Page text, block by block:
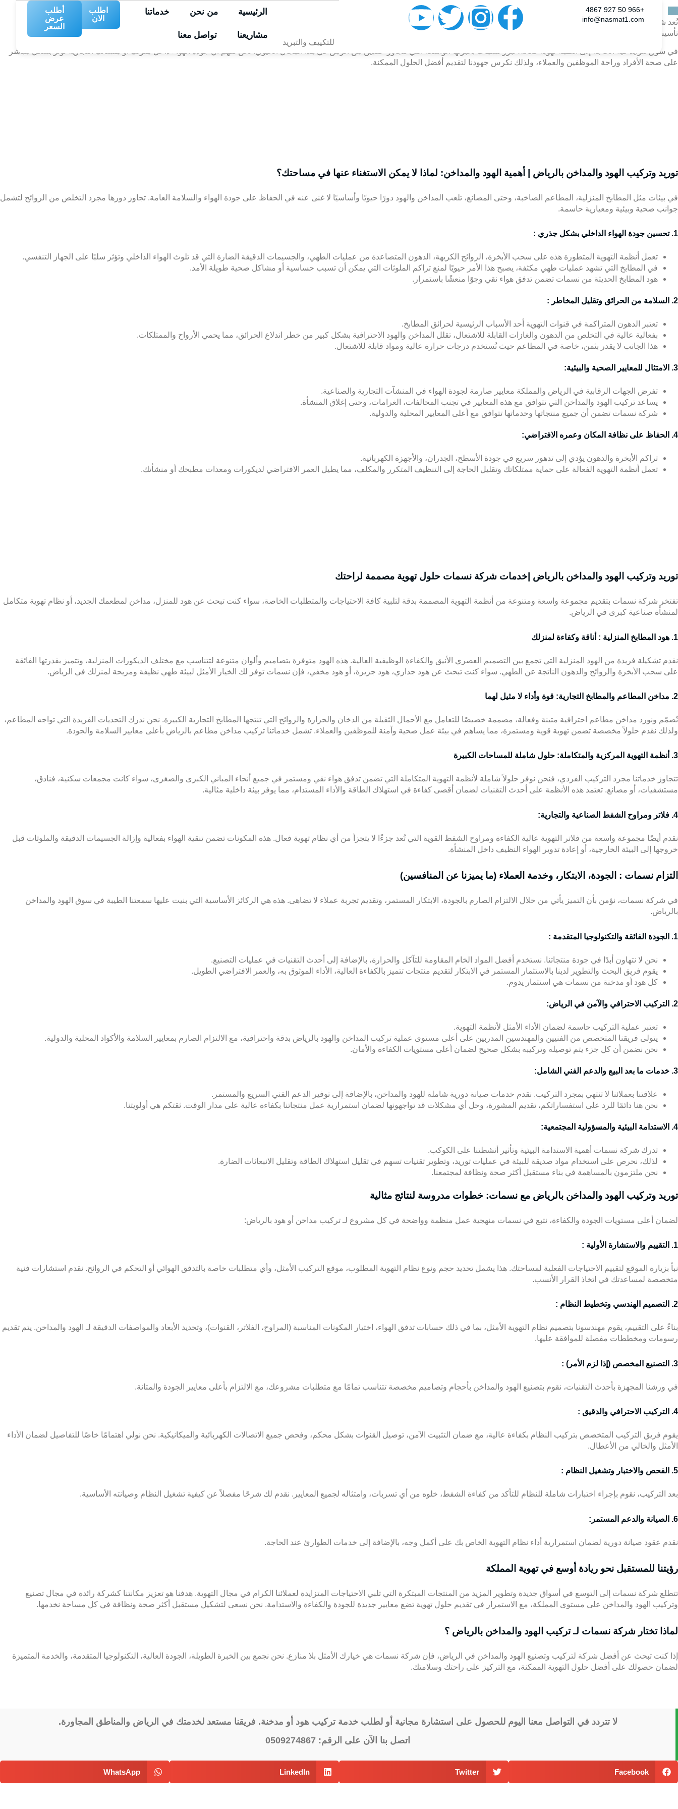
+966 50 927 4867‎‏
info@nasmat1.com
للتكييف والتبريد
الرئيسية من نحن خدماتنا
مشاريعنا تواصل معنا
اطلب
الان
أطلب
عرض
السعر
تُعد شركة نسمات الاسم البارز والرائد في مجال توريدوتركيب الهود والمداخن، مقدمةً حلول تهوية متكاملة وعالية الجودة للمنازل، المطاعم، والمنشآت التجارية في الرياض والمملكة العربية السعودية. منذ
تأسيسها في عام 2005، رسخت نسمات مكانتها كشركة موثوقة تلتزم بتقديم منتجات مبتكرة وخدمة عملاء استثنائية، مما يضمن بيئة داخلية صحية، آمنة، ومريحة.
في سوق تتزايد فيه الحاجة إلى أنظمة تهوية فعالة، تبرز نسمات بخبرتها الواسعة التي تتجاوز عقدين من الزمن في هذا المجال الحيوي. نحن نفهم أن جودة الهواء داخل منزلك أو منشأتك التجارية تؤثر بشكل مباشر
على صحة الأفراد وراحة الموظفين والعملاء، ولذلك نكرس جهودنا لتقديم أفضل الحلول الممكنة.
توريد وتركيب الهود والمداخن بالرياض | أهمية الهود والمداخن: لماذا لا يمكن الاستغناء عنها في مساحتك؟
في بيئات مثل المطابخ المنزلية، المطاعم الصاخبة، وحتى المصانع، تلعب المداخن والهود دورًا حيويًا وأساسيًا لا غنى عنه في الحفاظ على جودة الهواء والسلامة العامة. تجاوز دورها مجرد التخلص من الروائح لتشمل
جوانب صحية وبيئية ومعيارية حاسمة.
1. تحسين جودة الهواء الداخلي بشكل جذري :
تعمل أنظمة التهوية المتطورة هذه على سحب الأبخرة، الروائح الكريهة، الدهون المتصاعدة من عمليات الطهي، والجسيمات الدقيقة الضارة التي قد تلوث الهواء الداخلي وتؤثر سلبًا على الجهاز التنفسي.
في المطابخ التي تشهد عمليات طهي مكثفة، يصبح هذا الأمر حيويًا لمنع تراكم الملوثات التي يمكن أن تسبب حساسية أو مشاكل صحية طويلة الأمد.
هود المطابخ الحديثة من نسمات تضمن تدفق هواء نقي وجوًا منعشًا باستمرار.
2. السلامة من الحرائق وتقليل المخاطر :
تعتبر الدهون المتراكمة في قنوات التهوية أحد الأسباب الرئيسية لحرائق المطابخ.
بفعالية عالية في التخلص من الدهون والغازات القابلة للاشتعال، تقلل المداخن والهود الاحترافية بشكل كبير من خطر اندلاع الحرائق، مما يحمي الأرواح والممتلكات.
هذا الجانب لا يقدر بثمن، خاصة في المطاعم حيث تُستخدم درجات حرارة عالية ومواد قابلة للاشتعال.
3. الامتثال للمعايير الصحية والبيئية:
تفرض الجهات الرقابية في الرياض والمملكة معايير صارمة لجودة الهواء في المنشآت التجارية والصناعية.
يساعد تركيب الهود والمداخن التي تتوافق مع هذه المعايير في تجنب المخالفات، الغرامات، وحتى إغلاق المنشأة.
شركة نسمات تضمن أن جميع منتجاتها وخدماتها تتوافق مع أعلى المعايير المحلية والدولية.
4. الحفاظ على نظافة المكان وعمره الافتراضي:
تراكم الأبخرة والدهون يؤدي إلى تدهور سريع في جودة الأسطح، الجدران، والأجهزة الكهربائية.
تعمل أنظمة التهوية الفعالة على حماية ممتلكاتك وتقليل الحاجة إلى التنظيف المتكرر والمكلف، مما يطيل العمر الافتراضي لديكورات ومعدات مطبخك أو منشأتك.
توريد وتركيب الهود والمداخن بالرياض | خدمات شركة نسمات حلول تهوية مصممة لراحتك
تفتخر شركة نسمات بتقديم مجموعة واسعة ومتنوعة من أنظمة التهوية المصممة بدقة لتلبية كافة الاحتياجات والمتطلبات الخاصة، سواء كنت تبحث عن هود للمنزل، مداخن لمطعمك الجديد، أو نظام تهوية متكامل
لمنشأة صناعية كبرى في الرياض.
1. هود المطابخ المنزلية : أناقة وكفاءة لمنزلك
نقدم تشكيلة فريدة من الهود المنزلية التي تجمع بين التصميم العصري الأنيق والكفاءة الوظيفية العالية. هذه الهود متوفرة بتصاميم وألوان متنوعة لتتناسب مع مختلف الديكورات المنزلية، وتتميز بقدرتها الفائقة
على سحب الأبخرة والروائح والدهون الناتجة عن الطهي. سواء كنت تبحث عن هود جداري، هود جزيرة، أو هود مخفي، فإن نسمات توفر لك الخيار الأمثل لبيئة طهي نظيفة ومريحة لمنزلك في الرياض.
2. مداخن المطاعم والمطابخ التجارية: قوة وأداء لا مثيل لهما
نُصمّم ونورد مداخن مطاعم احترافية متينة وفعالة، مصممة خصيصًا للتعامل مع الأحمال الثقيلة من الدخان والحرارة والروائح التي تنتجها المطابخ التجارية الكبيرة. نحن ندرك التحديات الفريدة التي تواجه المطاعم،
ولذلك نقدم حلولاً مخصصة تضمن تهوية قوية ومستمرة، مما يساهم في بيئة عمل صحية وآمنة للموظفين والعملاء. تشمل خدماتنا تركيب مداخن مطاعم بالرياض بأعلى معايير السلامة والجودة.
3. أنظمة التهوية المركزية والمتكاملة: حلول شاملة للمساحات الكبيرة
تتجاوز خدماتنا مجرد التركيب الفردي، فنحن نوفر حلولاً شاملة لأنظمة التهوية المتكاملة التي تضمن تدفق هواء نقي ومستمر في جميع أنحاء المباني الكبرى والصغرى، سواء كانت مجمعات سكنية، فنادق،
مستشفيات، أو مصانع. تعتمد هذه الأنظمة على أحدث التقنيات لضمان أقصى كفاءة في استهلاك الطاقة والأداء المستدام، مما يوفر بيئة داخلية مثالية.
4. فلاتر ومراوح الشفط الصناعية والتجارية:
نقدم أيضًا مجموعة واسعة من فلاتر التهوية عالية الكفاءة ومراوح الشفط القوية التي تُعد جزءًا لا يتجزأ من أي نظام تهوية فعال. هذه المكونات تضمن تنقية الهواء بفعالية وإزالة الجسيمات الدقيقة والملوثات قبل
خروجها إلى البيئة الخارجية، أو إعادة تدوير الهواء النظيف داخل المنشأة.
التزام نسمات : الجودة، الابتكار، وخدمة العملاء (ما يميزنا عن المنافسين)
في شركة نسمات، نؤمن بأن التميز يأتي من خلال الالتزام الصارم بالجودة، الابتكار المستمر، وتقديم تجربة عملاء لا تضاهى. هذه هي الركائز الأساسية التي بنيت عليها سمعتنا الطيبة في سوق الهود والمداخن
بالرياض.
1. الجودة الفائقة والتكنولوجيا المتقدمة :
نحن لا نتهاون أبدًا في جودة منتجاتنا. نستخدم أفضل المواد الخام المقاومة للتآكل والحرارة، بالإضافة إلى أحدث التقنيات في عمليات التصنيع.
يقوم فريق البحث والتطوير لدينا بالاستثمار المستمر في الابتكار لتقديم منتجات تتميز بالكفاءة العالية، الأداء الموثوق به، والعمر الافتراضي الطويل.
كل هود أو مدخنة من نسمات هي استثمار يدوم.
2. التركيب الاحترافي والآمن في الرياض:
تعتبر عملية التركيب حاسمة لضمان الأداء الأمثل لأنظمة التهوية.
يتولى فريقنا المتخصص من الفنيين والمهندسين المدربين على أعلى مستوى عملية تركيب المداخن والهود بالرياض بدقة واحترافية، مع الالتزام الصارم بمعايير السلامة والأكواد المحلية والدولية.
نحن نضمن أن كل جزء يتم توصيله وتركيبه بشكل صحيح لضمان أعلى مستويات الكفاءة والأمان.
3. خدمات ما بعد البيع والدعم الفني الشامل:
علاقتنا بعملائنا لا تنتهي بمجرد التركيب. نقدم خدمات صيانة دورية شاملة للهود والمداخن، بالإضافة إلى توفير الدعم الفني السريع والمستمر.
نحن هنا دائمًا للرد على استفساراتكم، تقديم المشورة، وحل أي مشكلات قد تواجهونها لضمان استمرارية عمل منتجاتنا بكفاءة عالية على مدار الوقت. ثقتكم هي أولويتنا.
4. الاستدامة البيئية والمسؤولية المجتمعية:
تدرك شركة نسمات أهمية الاستدامة البيئية وتأثير أنشطتنا على الكوكب.
لذلك، نحرص على استخدام مواد صديقة للبيئة في عمليات توريد، وتطوير تقنيات تسهم في تقليل استهلاك الطاقة وتقليل الانبعاثات الضارة.
نحن ملتزمون بالمساهمة في بناء مستقبل أكثر صحة ونظافة لمجتمعنا.
توريد وتركيب الهود والمداخن بالرياض مع نسمات: خطوات مدروسة لنتائج مثالية
لضمان أعلى مستويات الجودة والكفاءة، نتبع في نسمات منهجية عمل منظمة وواضحة في كل مشروع لـ تركيب مداخن أو هود بالرياض:
1. التقييم والاستشارة الأولية :
نبأ بزيارة الموقع لتقييم الاحتياجات الفعلية لمساحتك. هذا يشمل تحديد حجم ونوع نظام التهوية المطلوب، موقع التركيب الأمثل، وأي متطلبات خاصة بالتدفق الهوائي أو التحكم في الروائح. نقدم استشارات فنية
متخصصة لمساعدتك في اتخاذ القرار الأنسب.
2. التصميم الهندسي وتخطيط النظام :
بناءً على التقييم، يقوم مهندسونا بتصميم نظام التهوية الأمثل، بما في ذلك حسابات تدفق الهواء، اختيار المكونات المناسبة (المراوح، الفلاتر، القنوات)، وتحديد الأبعاد والمواصفات الدقيقة لـ الهود والمداخن. يتم تقديم
رسومات ومخططات مفصلة للموافقة عليها.
3. التصنيع المخصص (إذا لزم الأمر) :
في ورشنا المجهزة بأحدث التقنيات، نقوم بتصنيع الهود والمداخن بأحجام وتصاميم مخصصة تتناسب تمامًا مع متطلبات مشروعك، مع الالتزام بأعلى معايير الجودة والمتانة.
4. التركيب الاحترافي والدقيق :
يقوم فريق التركيب المتخصص بتركيب النظام بكفاءة عالية، مع ضمان التثبيت الآمن، توصيل القنوات بشكل محكم، وفحص جميع الاتصالات الكهربائية والميكانيكية. نحن نولي اهتمامًا خاصًا للتفاصيل لضمان الأداء
الأمثل والخالي من الأعطال.
5. الفحص والاختبار وتشغيل النظام :
بعد التركيب، نقوم بإجراء اختبارات شاملة للنظام للتأكد من كفاءة الشفط، خلوه من أي تسربات، وامتثاله لجميع المعايير. نقدم لك شرحًا مفصلاً عن كيفية تشغيل النظام وصيانته الأساسية.
6. الصيانة والدعم المستمر:
نقدم عقود صيانة دورية لضمان استمرارية أداء نظام التهوية الخاص بك على أكمل وجه، بالإضافة إلى خدمات الطوارئ عند الحاجة.
رؤيتنا للمستقبل نحو ريادة أوسع في تهوية المملكة
تتطلع شركة نسمات إلى التوسع في أسواق جديدة وتطوير المزيد من المنتجات المبتكرة التي تلبي الاحتياجات المتزايدة لعملائنا الكرام في مجال التهوية. هدفنا هو تعزيز مكانتنا كشركة رائدة في مجال تصنيع
وتركيب الهود والمداخن على مستوى المملكة، مع الاستمرار في تقديم حلول تهوية تضع معايير جديدة للجودة والكفاءة والاستدامة. نحن نسعى لتشكيل مستقبل أكثر صحة ونظافة في كل مساحة نخدمها.
لماذا تختار شركة نسمات لـ تركيب الهود والمداخن بالرياض ؟
إذا كنت تبحث عن أفضل شركة لتركيب وتصنيع الهود والمداخن في الرياض، فإن شركة نسمات هي خيارك الأمثل بلا منازع. نحن نجمع بين الخبرة الطويلة، الجودة العالية، التكنولوجيا المتقدمة، والخدمة المتميزة
لضمان حصولك على أفضل حلول التهوية الممكنة، مع التركيز على راحتك وسلامتك.
لا تتردد في التواصل معنا اليوم للحصول على استشارة مجانية أو لطلب خدمة تركيب هود أو مدخنة. فريقنا مستعد لخدمتك في الرياض والمناطق المجاورة.
اتصل بنا الآن على الرقم: 0509274867
Facebook
Twitter
LinkedIn
WhatsApp